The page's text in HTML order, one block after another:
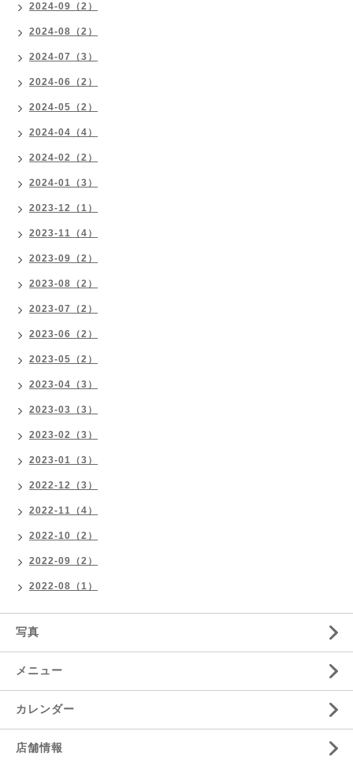
2024-09（2）
2024-08（2）
2024-07（3）
2024-06（2）
2024-05（2）
2024-04（4）
2024-02（2）
2024-01（3）
2023-12（1）
2023-11（4）
2023-09（2）
2023-08（2）
2023-07（2）
2023-06（2）
2023-05（2）
2023-04（3）
2023-03（3）
2023-02（3）
2023-01（3）
2022-12（3）
2022-11（4）
2022-10（2）
2022-09（2）
2022-08（1）
写真
メニュー
カレンダー
店舗情報